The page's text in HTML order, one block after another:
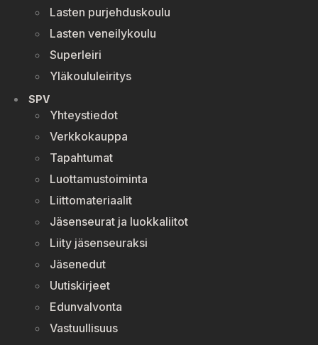
Lasten purjehduskoulu
Lasten veneilykoulu
Superleiri
Yläkoululeiritys
SPV
Yhteystiedot
Verkkokauppa
Tapahtumat
Luottamustoiminta
Liittomateriaalit
Jäsenseurat ja luokkaliitot
Liity jäsenseuraksi
Jäsenedut
Uutiskirjeet
Edunvalvonta
Vastuullisuus